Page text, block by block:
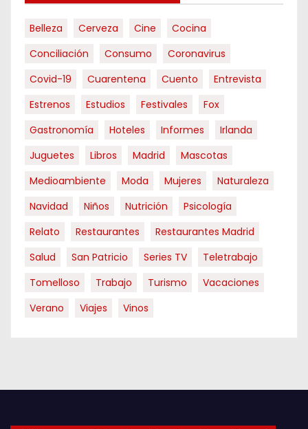
Belleza Cerveza Cine
Cocina
Conciliación
Consumo
Coronavirus
Covid-19
Cuarentena Cuento
Entrevista
Estrenos
Estudios Festivales
Fox
Gastronomía
Hoteles Informes
Irlanda
Juguetes
Libros Madrid
Mascotas
Medioambiente
Moda Mujeres
Naturaleza
Navidad
Niños Nutrición
Psicología
Relato
Restaurantes
Restaurantes Madrid
Salud
San Patricio Series TV
Teletrabajo
Tomelloso
Trabajo Turismo
Vacaciones
Verano
Viajes Vinos